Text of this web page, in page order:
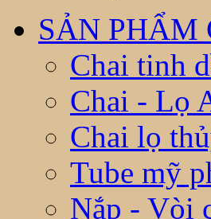
SẢN PHẨM
Chai tinh
Chai - Lọ
Chai lọ
Tube mỹ
Nắp - Vòi